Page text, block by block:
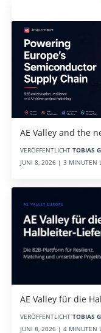
AE Valley and the
VERÖFFENTLICHT TOBIAS
JUNI 8, 2026 | 3 MINUTEN
AE Valley für die
VERÖFFENTLICHT TOBIAS
JUNI 8, 2026 | 4 MINUTEN